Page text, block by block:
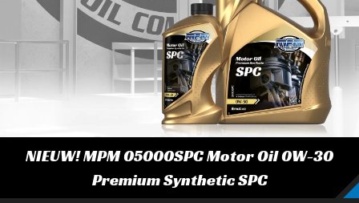
NIEUW! MPM 05000SPC Motor Oil 0W-30
Premium Synthetic SPC